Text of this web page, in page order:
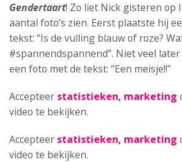
Gendertaart! Zo liet Nick gisteren op
aantal foto’s zien. Eerst plaatste hij
tekst: “Is de vulling blauw of roze?
#spannendspannend”. Niet veel
een foto met de tekst: “Een meisje!!”
Accepteer statistieken, marketing
video te bekijken.
Accepteer statistieken, marketing
video te bekijken.